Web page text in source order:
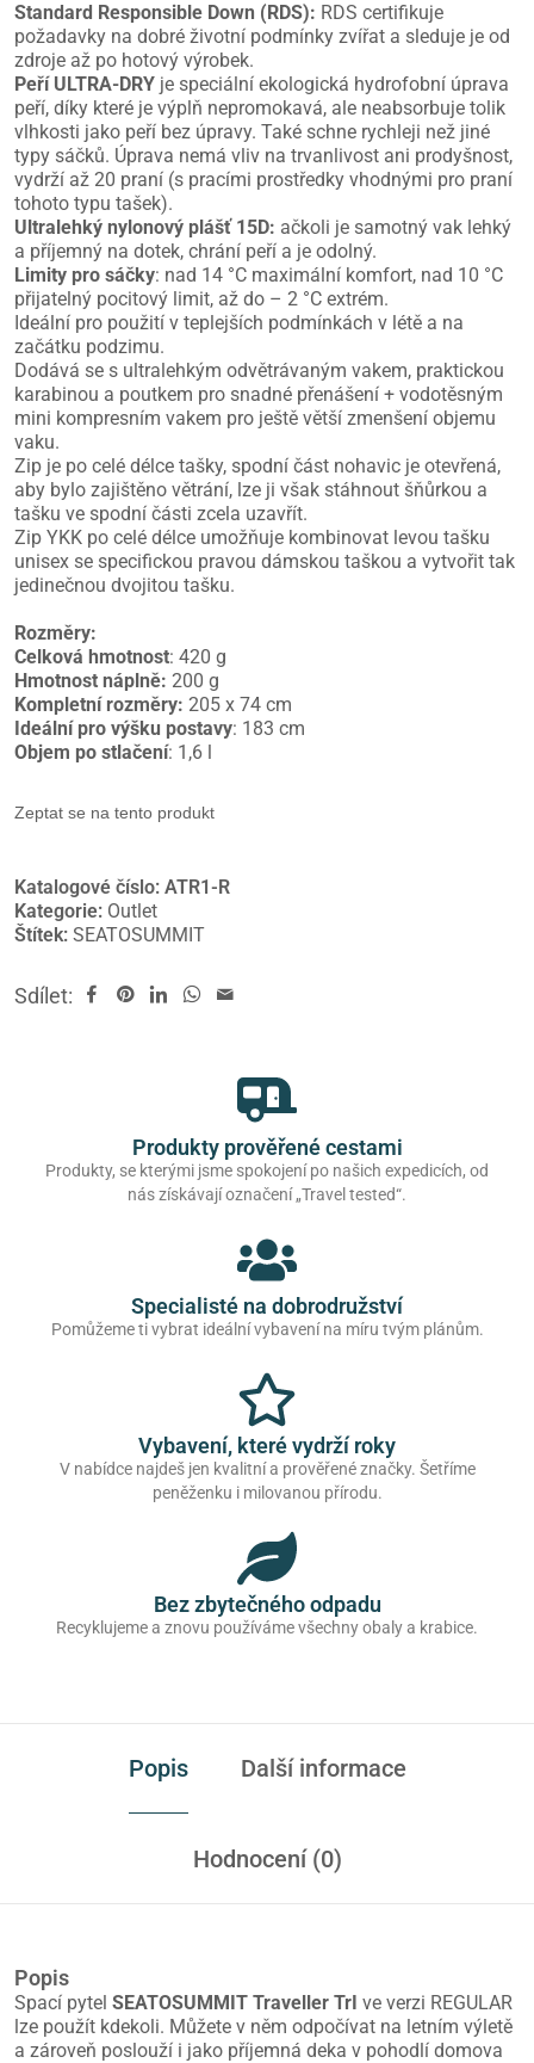
Standard Responsible Down (RDS): RDS certifikuje
požadavky na dobré životní podmínky zvířat a sleduje je od
zdroje až po hotový výrobek.
Peří ULTRA-DRY je speciální ekologická hydrofobní úprava
peří, díky které je výplň nepromokavá, ale neabsorbuje tolik
vlhkosti jako peří bez úpravy. Také schne rychleji než jiné
typy sáčků. Úprava nemá vliv na trvanlivost ani prodyšnost,
vydrží až 20 praní (s pracími prostředky vhodnými pro praní
tohoto typu tašek).
Ultralehký nylonový plášť 15D: ačkoli je samotný vak lehký
a příjemný na dotek, chrání peří a je odolný.
Limity pro sáčky: nad 14 °C maximální komfort, nad 10 °C
přijatelný pocitový limit, až do – 2 °C extrém.
Ideální pro použití v teplejších podmínkách v létě a na
začátku podzimu.
Dodává se s ultralehkým odvětrávaným vakem, praktickou
karabinou a poutkem pro snadné přenášení + vodotěsným
mini kompresním vakem pro ještě větší zmenšení objemu
vaku.
Zip je po celé délce tašky, spodní část nohavic je otevřená,
aby bylo zajištěno větrání, lze ji však stáhnout šňůrkou a
tašku ve spodní části zcela uzavřít.
Zip YKK po celé délce umožňuje kombinovat levou tašku
unisex se specifickou pravou dámskou taškou a vytvořit tak
jedinečnou dvojitou tašku.
Rozměry:
Celková hmotnost: 420 g
Hmotnost náplně: 200 g
Kompletní rozměry: 205 x 74 cm
Ideální pro výšku postavy: 183 cm
Objem po stlačení: 1,6 l
Zeptat se na tento produkt
Katalogové číslo: ATR1-R
Kategorie: Outlet
Štítek: SEATOSUMMIT
Sdílet:
Produkty prověřené cestami
Produkty, se kterými jsme spokojení po našich expedicích, od
nás získávají označení „Travel tested“.
Specialisté na dobrodružství
Pomůžeme ti vybrat ideální vybavení na míru tvým plánům.
Vybavení, které vydrží roky
V nabídce najdeš jen kvalitní a prověřené značky. Šetříme
peněženku i milovanou přírodu.
Bez zbytečného odpadu
Recyklujeme a znovu používáme všechny obaly a krabice.
Popis Další informace
Hodnocení (0)
Popis
Spací pytel SEATOSUMMIT Traveller TrI ve verzi REGULAR
lze použít kdekoli. Můžete v něm odpočívat na letním výletě
a zároveň poslouží i jako příjemná deka v pohodlí domova